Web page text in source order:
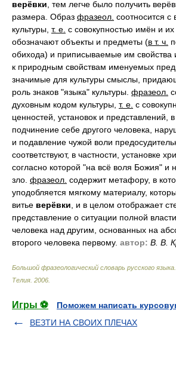
верёвки , тем легче было получить
размера. Образ фразеол. соотносится
культуры, т. е. с совокупностью имён и
обозначают объекты и предметы (в т. ч.
обихода) и приписываемые им свойства
к природным свойствам именуемых
значимые для культуры смыслы,
роль знаков "языка" культуры. фразеол.
духовным кодом культуры, т. е. с
ценностей, установок и представлений,
подчинение себе другого человека,
и подавление чужой воли
соответствуют, в частности, установке
согласно которой "на всё воля Божия" и
зло. фразеол. содержит метафору, в
уподобляется мягкому материалу,
витье верёвки , и в целом отображает
представление о ситуации полной
человека над другим, основанных на
второго человека первому. автор: В. В.
Большой фразеологический словарь русского
Телия 2006
Игры ⚽
Поможем написать
ВЕЗТИ НА СВОИХ ПЛЕЧАХ